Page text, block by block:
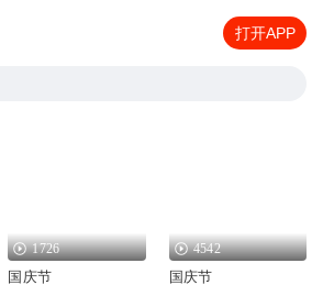
打开APP
1726
国庆节
4542
国庆节